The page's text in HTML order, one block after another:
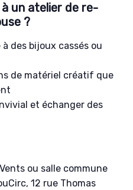
un atelier de re-
?
des bijoux cassés ou
de matériel créatif que
et échanger des
ou salle commune
12 rue Thomas